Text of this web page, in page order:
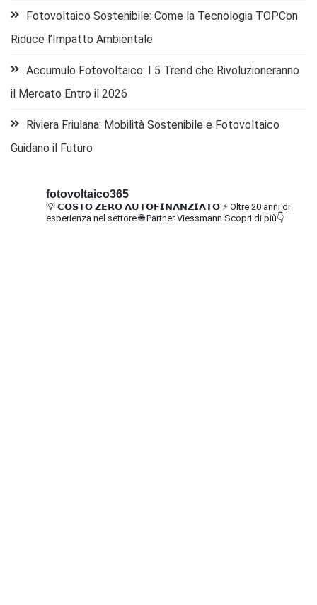
Fotovoltaico Sostenibile: Come la Tecnologia TOPCon
Riduce l’Impatto Ambientale
Accumulo Fotovoltaico: I 5 Trend che Rivoluzioneranno
il Mercato Entro il 2026
Riviera Friulana: Mobilità Sostenibile e Fotovoltaico
Guidano il Futuro
fotovoltaico365
💡 𝗖𝗢𝗦𝗧𝗢 𝗭𝗘𝗥𝗢 𝗔𝗨𝗧𝗢𝗙𝗜𝗡𝗔𝗡𝗭𝗜𝗔𝗧𝗢 ⚡ Oltre 20 anni di
esperienza nel settore🌐 Partner Viessmann Scopri di più👇